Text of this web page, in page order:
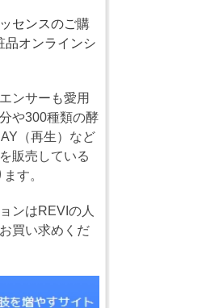
センスのご購
品オンラインシ
ンサーも愛用
や300種類の酵
（再生）など
販売している
す。
ンはREVIの人
買い求めくだ